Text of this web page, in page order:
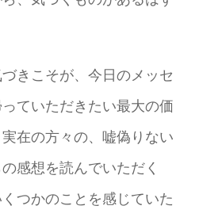
きこそが、今日のメッセ
ていただきたい最大の価
在の方々の、嘘偽りない
感想を読んでいただく
つかのことを感じていた